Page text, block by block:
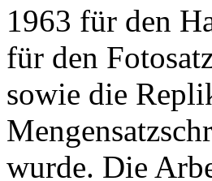
1963 für den
für den
sowie die
wurde. Die